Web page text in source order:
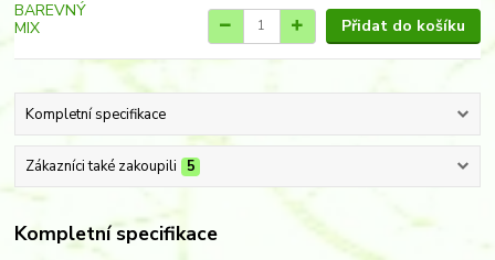
Přidat do košíku
Kompletní specifikace
Zákazníci také zakoupili 5
Kompletní specifikace